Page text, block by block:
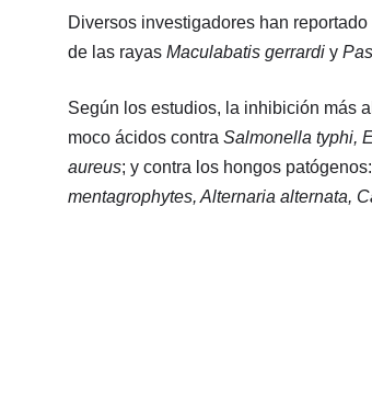
Diversos investigadores han
de las rayas Maculabatis gerrardi y
Según los estudios, la inhibición más
moco ácidos contra Salmonella typhi,
aureus; y contra los hongos patógenos:
mentagrophytes, Alternaria alternata,